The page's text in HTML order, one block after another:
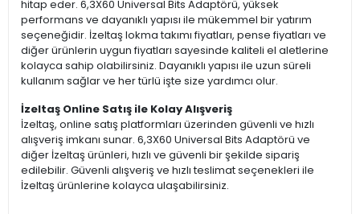
hitap eder. 6,3X60 Universal Bits Adaptörü, yüksek
performans ve dayanıklı yapısı ile mükemmel bir yatırım
seçeneğidir. İzeltaş lokma takımı fiyatları, pense fiyatları ve
diğer ürünlerin uygun fiyatları sayesinde kaliteli el aletlerine
kolayca sahip olabilirsiniz. Dayanıklı yapısı ile uzun süreli
kullanım sağlar ve her türlü işte size yardımcı olur.
İzeltaş Online Satış ile Kolay Alışveriş
İzeltaş, online satış platformları üzerinden güvenli ve hızlı
alışveriş imkanı sunar. 6,3X60 Universal Bits Adaptörü ve
diğer İzeltaş ürünleri, hızlı ve güvenli bir şekilde sipariş
edilebilir. Güvenli alışveriş ve hızlı teslimat seçenekleri ile
İzeltaş ürünlerine kolayca ulaşabilirsiniz.